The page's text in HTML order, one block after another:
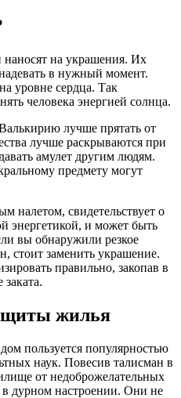
на украшения. Их
в нужный момент.
уровне сердца. Так
человека энергией солнца.
лучше прятать от
лучше раскрываются при
амулет другим людям.
предмету могут
налетом, свидетельствует о
энергетикой, и может быть
вы обнаружили резкое
стоит заменить украшение.
правильно, закопав в
жилья
пользуется популярностью
наук. Повесив талисман в
от недоброжелательных
в дурном настроении. Они не